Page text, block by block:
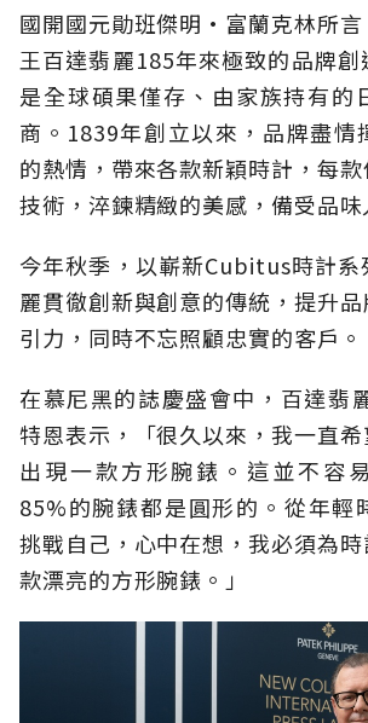
國開國元勛班傑明•富蘭克林所言
王百達翡麗185年來極致的品牌
是全球碩果僅存、由家族持有的
商。1839年創立以來，品牌盡情
的熱情，帶來各款新穎時計，每
技術，淬鍊精緻的美感，備受品味
今年秋季，以嶄新Cubitus時計系
麗貫徹創新與創意的傳統，提升
引力，同時不忘照顧忠實的客戶。
在慕尼黑的誌慶盛會中，百達翡
特恩表示，「很久以來，我一直
出現一款方形腕錶。這並不容
85%的腕錶都是圓形的。從年輕
挑戰自己，心中在想，我必須為
款漂亮的方形腕錶。」